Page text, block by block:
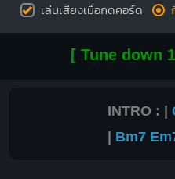
เล่นเสียงเมื่อกดคอร์ด
[ Tune down
INTRO : |
| Bm7